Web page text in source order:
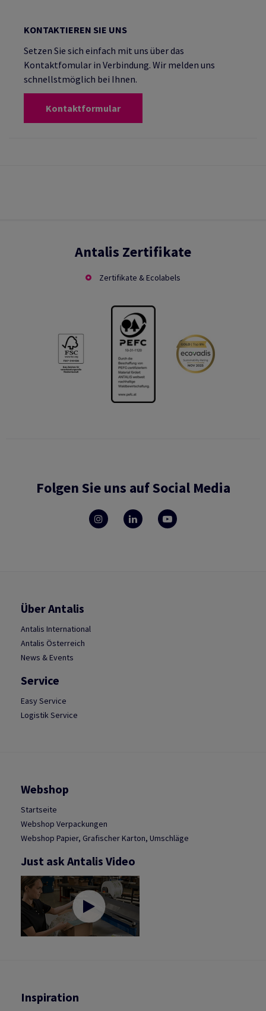
KONTAKTIEREN SIE UNS
Setzen Sie sich einfach mit uns über das
Kontaktfomular in Verbindung. Wir melden uns
schnellstmöglich bei Ihnen.
Kontaktformular
Antalis Zertifikate
Zertifikate & Ecolabels
Folgen Sie uns auf Social Media
Über Antalis
Antalis International
Antalis Österreich
News & Events
Service
Easy Service
Logistik Service
Webshop
Startseite
Webshop Verpackungen
Webshop Papier, Grafischer Karton, Umschläge
Just ask Antalis Video
Inspiration